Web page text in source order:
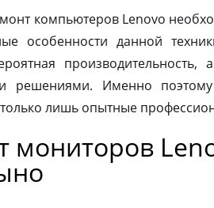
компьютеров Lenovo
особенности данной
решениями. Именно
лишь опытные
мониторов